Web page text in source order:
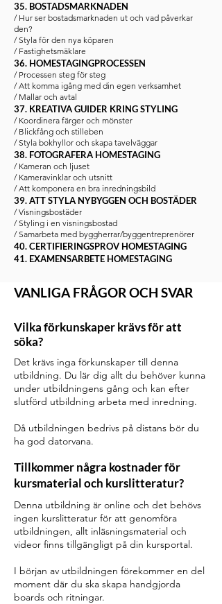
35. BOSTADSMARKNADEN
/ Hur ser bostadsmarknaden ut och vad påverkar
den?
/ Styla för den nya köparen
/ Fastighetsmäklare
36. HOMESTAGINGPROCESSEN
/ Processen steg för steg
/ Att komma igång med din egen verksamhet
/ Mallar och avtal
37. KREATIVA GUIDER KRING STYLING
/ Koordinera färger och mönster
/ Blickfång och stilleben
/ Styla bokhyllor och skapa tavelväggar
38. FOTOGRAFERA HOMESTAGING
/ Kameran och ljuset
/ Kameravinklar och utsnitt
/ Att komponera en bra inredningsbild
39. ATT STYLA NYBYGGEN OCH BOSTÄDER
/ Visningsbostäder
/ Styling i en visningsbostad
/ Samarbeta med byggherrar/byggentreprenörer
40. CERTIFIERINGSPROV HOMESTAGING
41. EXAMENSARBETE HOMESTAGING
VANLIGA FRÅGOR OCH SVAR
Vilka förkunskaper krävs för att
söka?
Det krävs inga förkunskaper till denna
utbildning. Du lär dig allt du behöver kunna
under utbildningens gång och kan efter
slutförd utbildning arbeta med inredning.
Då utbildningen bedrivs på distans bör du
ha god datorvana.
Tillkommer några kostnader för
kursmaterial och kurslitteratur?
Denna utbildning är online och det behövs
ingen kurslitteratur för att genomföra
utbildningen, allt inläsningsmaterial och
videor finns tillgängligt på din kursportal.
I början av utbildningen förekommer en del
moment där du ska skapa handgjorda
boards och ritningar.